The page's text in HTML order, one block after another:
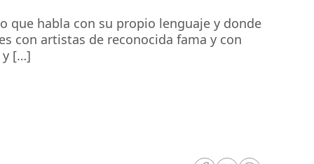
que habla con su propio lenguaje y donde
con artistas de reconocida fama y con
y […]